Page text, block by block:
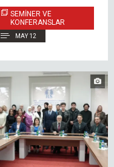
Mühendisliğinde
Zekâ Konulu
SEMINER VE
KONFERANSLAR
MAY 12